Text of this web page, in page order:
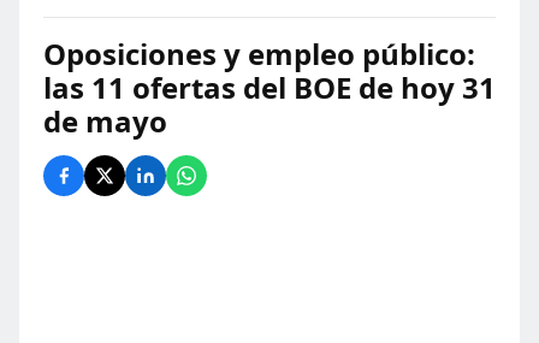
Oposiciones y empleo público:
las 11 ofertas del BOE de hoy 31
de mayo